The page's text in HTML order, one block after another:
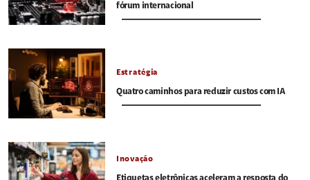
fórum internacional
Estratégia
Quatro caminhos para reduzir custos com IA
Inovação
Etiquetas eletrônicas aceleram a resposta do